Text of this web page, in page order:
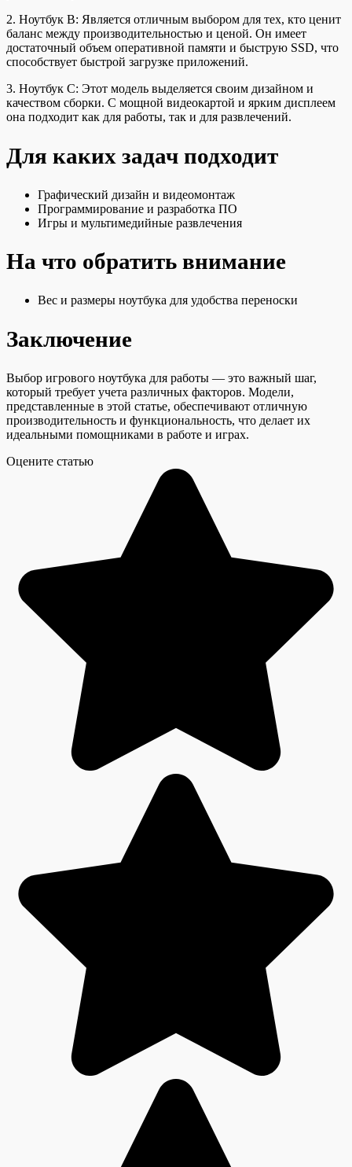
2. Ноутбук B: Является отличным выбором для тех, кто ценит
баланс между производительностью и ценой. Он имеет
достаточный объем оперативной памяти и быструю SSD, что
способствует быстрой загрузке приложений.
3. Ноутбук C: Этот модель выделяется своим дизайном и
качеством сборки. С мощной видеокартой и ярким дисплеем
она подходит как для работы, так и для развлечений.
Для каких задач подходит
Графический дизайн и видеомонтаж
Программирование и разработка ПО
Игры и мультимедийные развлечения
На что обратить внимание
Вес и размеры ноутбука для удобства переноски
Заключение
Выбор игрового ноутбука для работы — это важный шаг,
который требует учета различных факторов. Модели,
представленные в этой статье, обеспечивают отличную
производительность и функциональность, что делает их
идеальными помощниками в работе и играх.
Оцените статью